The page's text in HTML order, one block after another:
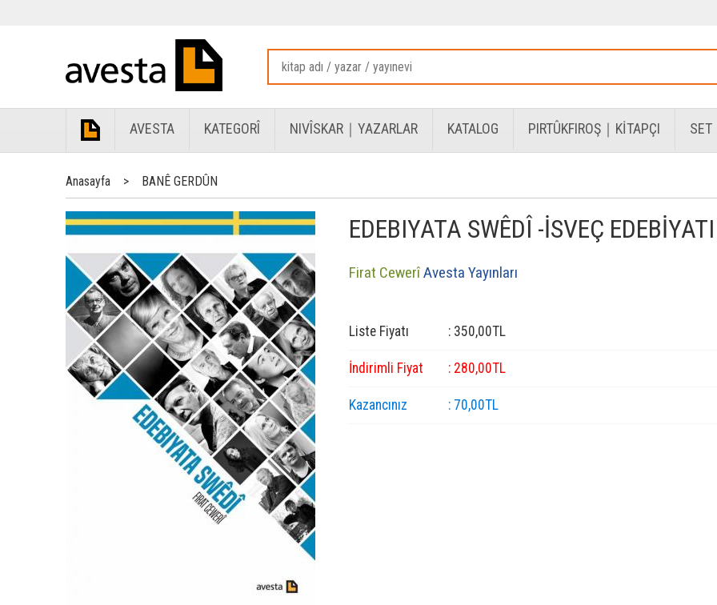
AVESTA KATEGORÎ NIVÎSKAR｜YAZARLAR KATALOG PIRTÛKFIROŞ｜KİTAPÇI SET
Anasayfa > BANÊ GERDÛN
EDEBIYATA SWÊDÎ -İSVEÇ EDEBİYATI
Firat CewerîAvesta Yayınları
Liste Fiyatı : 350,00TL
İndirimli Fiyat : 280,00TL
Kazancınız : 70,00TL